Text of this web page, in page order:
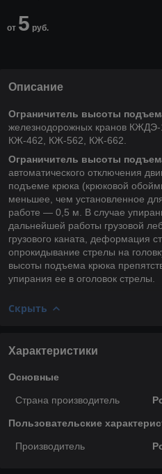
от 5 руб.
Описание
Ограничитель высоты
железнодорожных кранов
КЖ-462, КЖ-562, КЖ-662.
Ограничитель высоты
автоматического отключения
подъеме крюка (крюковой
меньшее, чем установленное
работе — 0,5 м. В случае
дальнейшей работы грузовой
грузового каната, деформация
опрокидывание стрелы на
высоты подъема крюка
упирания ее в оголовок стрелы.
Скрыть
Характеристики
Основные
Страна производитель
Пользовательские
Производитель